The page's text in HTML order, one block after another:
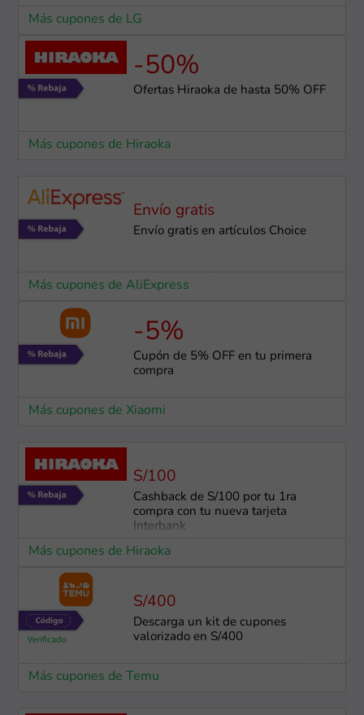
Más cupones de LG
-50%
Ofertas Hiraoka de hasta 50% OFF
Más cupones de Hiraoka
Envío gratis
Envío gratis en artículos Choice
Más cupones de AliExpress
-5%
Cupón de 5% OFF en tu primera
compra
Más cupones de Xiaomi
S/100
Cashback de S/100 por tu 1ra
compra con tu nueva tarjeta
Interbank
Más cupones de Hiraoka
S/400
Descarga un kit de cupones
valorizado en S/400
Más cupones de Temu